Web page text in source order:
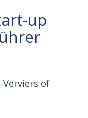
up
Verviers of